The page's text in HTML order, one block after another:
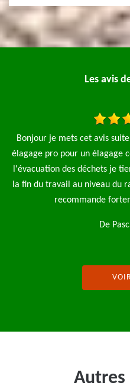
Les avis
avec
à
je
Je fais appel à
saules et aussi la pose
rapide et net je
Autres